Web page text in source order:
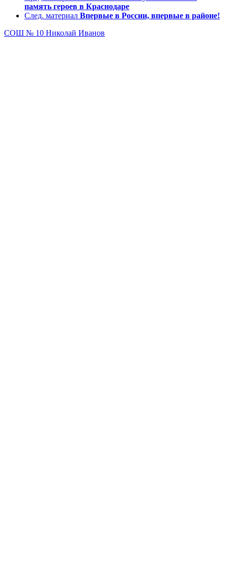
память героев в Краснодаре
След. материал Впервые в России, впервые в районе!
СОШ № 10 Николай Иванов